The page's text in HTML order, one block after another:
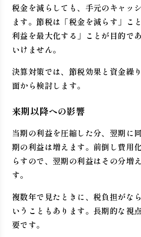
税金を減らしても、手元のキャッ
ます。節税は「税金を減らす」こ
利益を最大化する」ことが目的で
いけません。
決算対策では、節税効果と資金繰
面から検討します。
来期以降への影響
当期の利益を圧縮した分、翌期に
期の利益は増えます。前倒し費用
らすので、翌期の利益はその分増
す。
複数年で見たときに、税負担がな
いうこともあります。長期的な視
要です。